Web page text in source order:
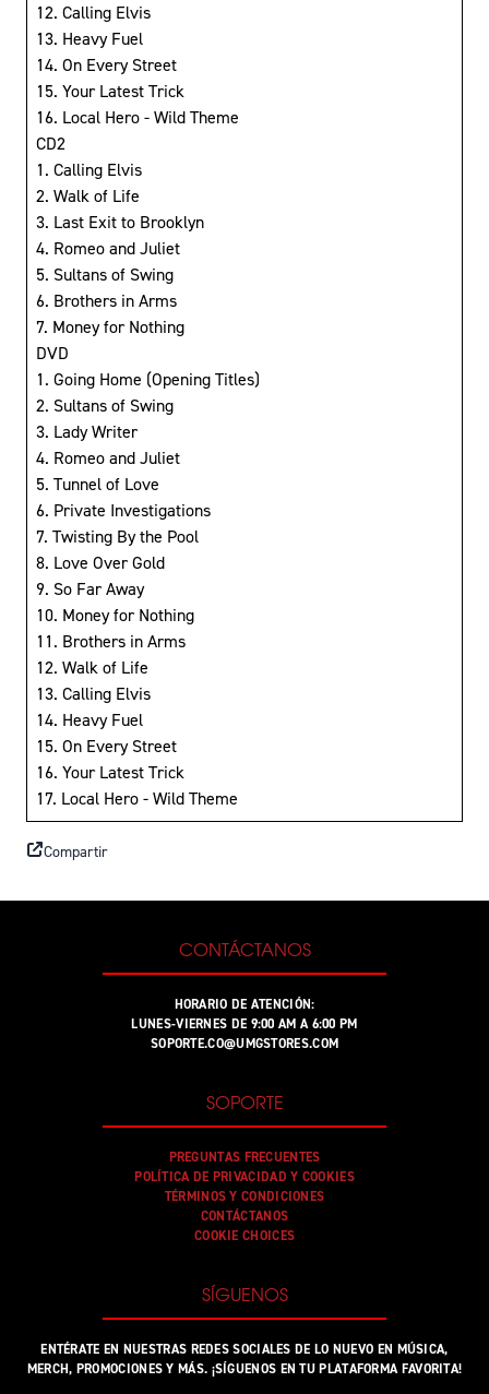
12. Calling Elvis
13. Heavy Fuel
14. On Every Street
15. Your Latest Trick
16. Local Hero - Wild Theme
CD2
1. Calling Elvis
2. Walk of Life
3. Last Exit to Brooklyn
4. Romeo and Juliet
5. Sultans of Swing
6. Brothers in Arms
7. Money for Nothing
DVD
1. Going Home (Opening Titles)
2. Sultans of Swing
3. Lady Writer
4. Romeo and Juliet
5. Tunnel of Love
6. Private Investigations
7. Twisting By the Pool
8. Love Over Gold
9. So Far Away
10. Money for Nothing
11. Brothers in Arms
12. Walk of Life
13. Calling Elvis
14. Heavy Fuel
15. On Every Street
16. Your Latest Trick
17. Local Hero - Wild Theme
Compartir
CONTÁCTANOS
HORARIO DE ATENCIÓN:
LUNES-VIERNES DE 9:00 AM A 6:00 PM
SOPORTE.CO@UMGSTORES.COM
SOPORTE
PREGUNTAS FRECUENTES
POLÍTICA DE PRIVACIDAD Y COOKIES
TÉRMINOS Y CONDICIONES
CONTÁCTANOS
COOKIE CHOICES
SÍGUENOS
ENTÉRATE EN NUESTRAS REDES SOCIALES DE LO NUEVO EN MÚSICA,
MERCH, PROMOCIONES Y MÁS. ¡SÍGUENOS EN TU PLATAFORMA FAVORITA!